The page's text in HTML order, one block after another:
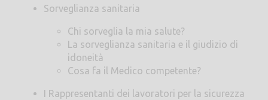
Sorveglianza sanitaria
Chi sorveglia la mia salute?
La sorveglianza sanitaria e il giudizio di
idoneità
Cosa fa il Medico competente?
I Rappresentanti dei lavoratori per la sicurezza